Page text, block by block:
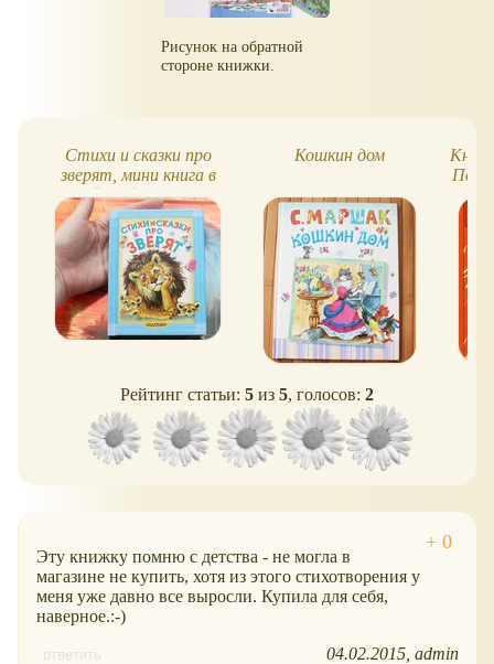
Рисунок на обратной
стороне книжки.
Стихи и сказки про
зверят, мини книга в
твёрдой обложке
Кошкин дом
Рейтинг статьи: 5 из 5, голосов: 2
Эту книжку помню с детства - не могла в
магазине не купить, хотя из этого стихотворения у
меня уже давно все выросли. Купила для себя,
наверное.:-)
ответить 04.02.2015 admin